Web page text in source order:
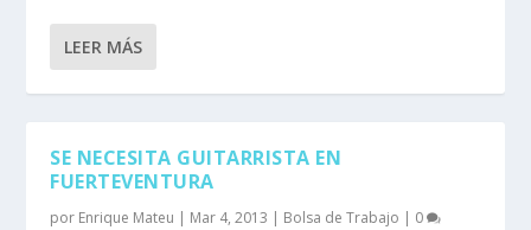
LEER MÁS
SE NECESITA GUITARRISTA EN
FUERTEVENTURA
por Enrique Mateu | Mar 4, 2013 | Bolsa de Trabajo | 0